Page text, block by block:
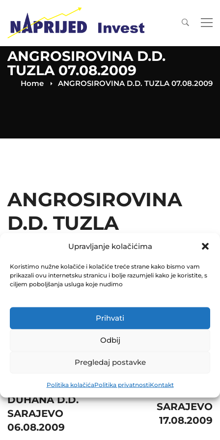
Upravljanje kolačićima
Koristimo nužne kolačiće i kolačiće treće strane kako bismo vam
prikazali ovu internetsku stranicu i bolje razumjeli kako je koristite, s
ciljem poboljšanja usluga koje nudimo
Prihvati
Odbij
Pregledaj postavke
Politika kolačićaPolitika privatnostiKontakt
ANGROSIROVINA D.D.
TUZLA 07.08.2009
Home ANGROSIROVINA D.D. TUZLA 07.08.2009
ANGROSIROVINA
D.D. TUZLA
07.08.2009
December 31, 2009
0 Comments
navigation
FABRIKA
DUHANA D.D.
SARAJEVO
06.08.2009
SARAJEVO
17.08.2009